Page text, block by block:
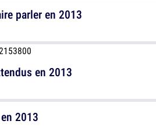
parler en 2013
2013
en 2013